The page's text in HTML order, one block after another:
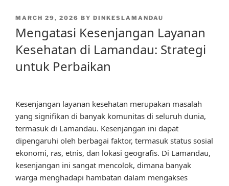
POSTED
MARCH 29, 2026 BY DINKESLAMANDAU
Mengatasi Kesenjangan Layanan
Kesehatan di Lamandau: Strategi
untuk Perbaikan
Kesenjangan layanan kesehatan merupakan masalah
yang signifikan di banyak komunitas di seluruh dunia,
termasuk di Lamandau. Kesenjangan ini dapat
dipengaruhi oleh berbagai faktor, termasuk status sosial
ekonomi, ras, etnis, dan lokasi geografis. Di Lamandau,
kesenjangan ini sangat mencolok, dimana banyak
warga menghadapi hambatan dalam mengakses